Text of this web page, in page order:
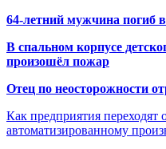
64-летний мужчина погиб
В спальном корпусе
произошёл пожар
Отец по неосторожности
Как предприятия переходят
автоматизированному